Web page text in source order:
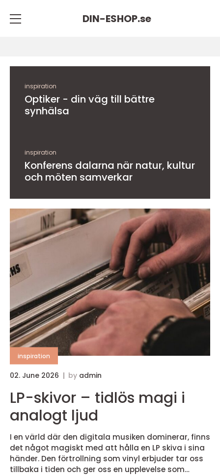
DIN-ESHOP.se
inspiration
Optiker - din väg till bättre
synhälsa
inspiration
Konferens dalarna när natur, kultur
och möten samverkar
inspiration
02. June 2026 by admin
LP-skivor – tidlös magi i
analogt ljud
I en värld där den digitala musiken dominerar, finns
det något magiskt med att hålla en LP skiva i sina
händer. Den förtrollning som vinyl erbjuder tar oss
tillbaka i tiden och ger oss en upplevelse som